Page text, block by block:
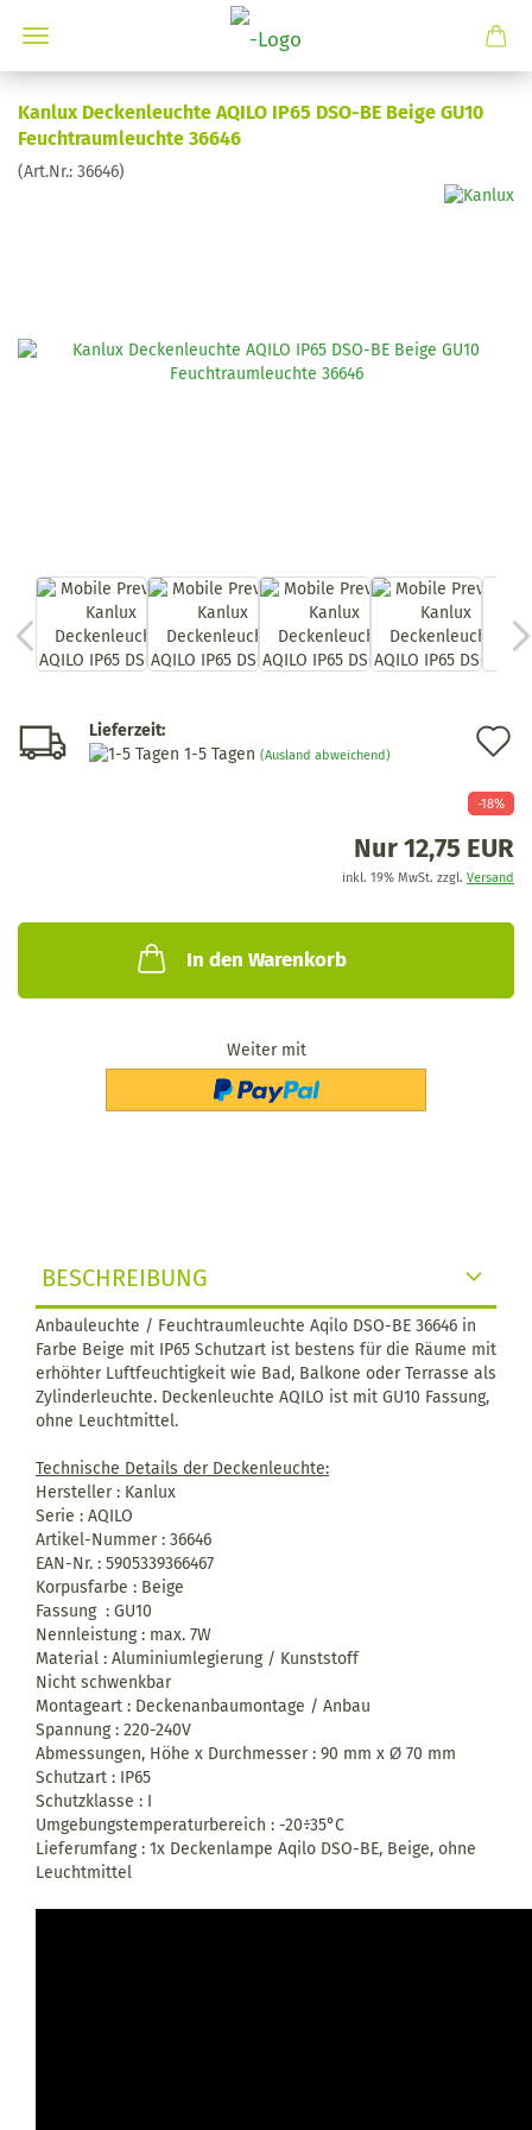
Kanlux Deckenleuchte AQILO IP65 DSO-BE Beige GU10
Feuchtraumleuchte 36646
(Art.Nr.: 36646)
Lieferzeit:
1-5 Tagen (Ausland abweichend)
-18%
Nur 12,75 EUR
inkl. 19% MwSt. zzgl. Versand
In den Warenkorb
Weiter mit
BESCHREIBUNG
Anbauleuchte / Feuchtraumleuchte Aqilo DSO-BE 36646 in
Farbe Beige mit IP65 Schutzart ist bestens für die Räume mit
erhöhter Luftfeuchtigkeit wie Bad, Balkone oder Terrasse als
Zylinderleuchte. Deckenleuchte AQILO ist mit GU10 Fassung,
ohne Leuchtmittel.
Technische Details der Deckenleuchte:
Hersteller : Kanlux
Serie : AQILO
Artikel-Nummer : 36646
EAN-Nr. : 5905339366467
Korpusfarbe : Beige
Fassung : GU10
Nennleistung : max. 7W
Material : Aluminiumlegierung / Kunststoff
Nicht schwenkbar
Montageart : Deckenanbaumontage / Anbau
Spannung : 220-240V
Abmessungen, Höhe x Durchmesser : 90 mm x Ø 70 mm
Schutzart : IP65
Schutzklasse : I
Umgebungstemperaturbereich : -20÷35°C
Lieferumfang : 1x Deckenlampe Aqilo DSO-BE, Beige, ohne
Leuchtmittel